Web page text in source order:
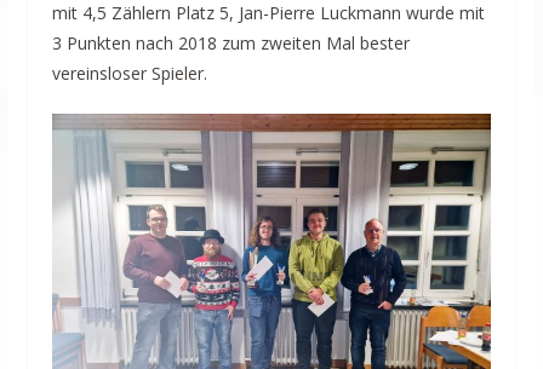
mit 4,5 Zählern Platz 5, Jan-Pierre Luckmann wurde mit
3 Punkten nach 2018 zum zweiten Mal bester
vereinsloser Spieler.